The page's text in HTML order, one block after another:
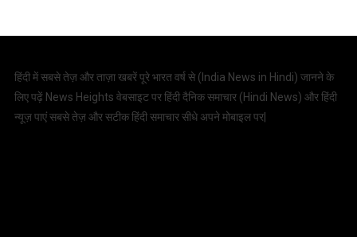
हिंदी में सबसे तेज़ और ताज़ा खबरें पूरे भारत वर्ष से ( India News in Hindi) जानने के
लिए पढ़ें News Heights वेबसाइट पर हिंदी दैनिक समाचार (Hindi News) और हिंदी
न्यूज़ पाएं सबसे तेज़ और सटीक हिंदी समाचार सीधे अपने मोबाइल पर|